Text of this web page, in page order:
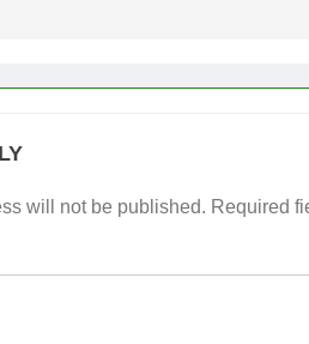
will not be published. Required